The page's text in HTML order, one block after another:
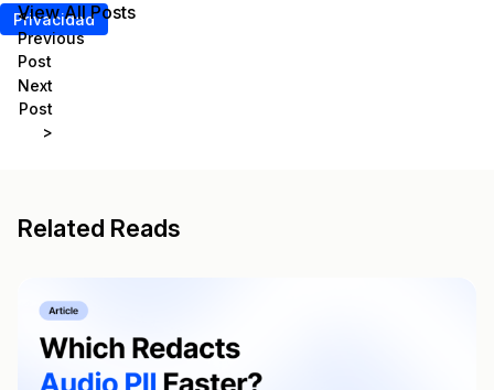
Privacidad
<
Previous
Post
Next
Post
>
View All Posts
Related Reads